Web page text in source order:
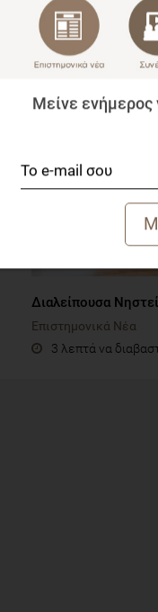
Φαιός λιπώδης
Επιστημονικά Νέα
1 λεπτό να
Διαλείπουσα
Επιστημονικά Νέα
3 λεπτά να
Μείνε ενήμερος